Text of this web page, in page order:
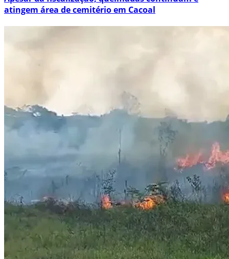
atingem área de cemitério em Cacoal